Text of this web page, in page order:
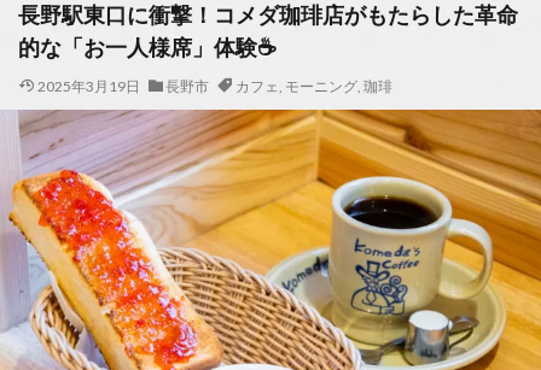
長野駅東口に衝撃！コメダ珈琲店がもたらした革命
的な「お一人様席」体験☕
2025年3月19日 長野市 カフェ, モーニング, 珈琲